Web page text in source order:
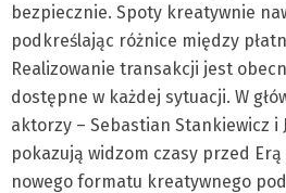
bezpiecznie. Spoty kreatywnie
podkreślając różnice między
Realizowanie transakcji jest
dostępne w każdej sytuacji. W
aktorzy – Sebastian Stankiewicz i
pokazują widzom czasy przed Erą
nowego formatu kreatywnego